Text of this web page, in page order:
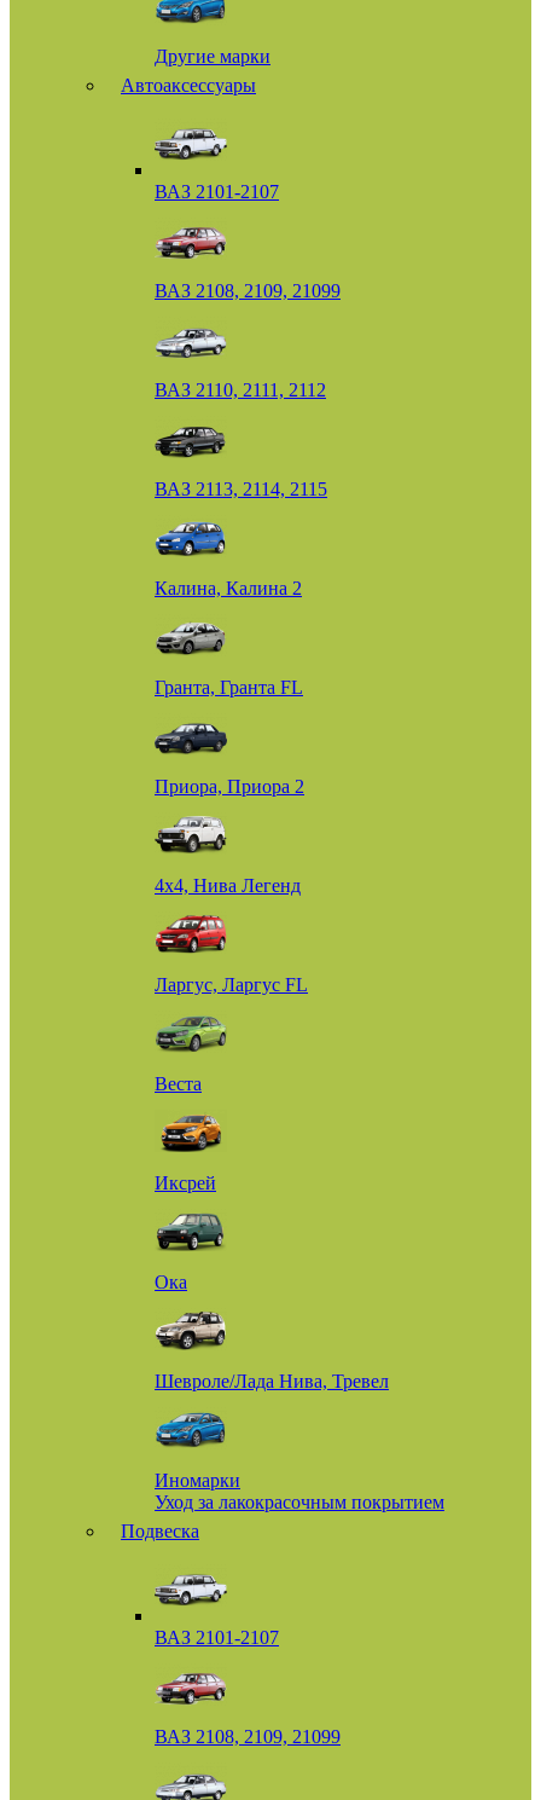
Другие марки
Автоаксессуары
ВАЗ 2101-2107
ВАЗ 2108, 2109, 21099
ВАЗ 2110, 2111, 2112
ВАЗ 2113, 2114, 2115
Калина, Калина 2
Гранта, Гранта FL
Приора, Приора 2
4х4, Нива Легенд
Ларгус, Ларгус FL
Веста
Иксрей
Ока
Шевроле/Лада Нива, Тревел
Иномарки
Уход за лакокрасочным покрытием
Подвеска
ВАЗ 2101-2107
ВАЗ 2108, 2109, 21099